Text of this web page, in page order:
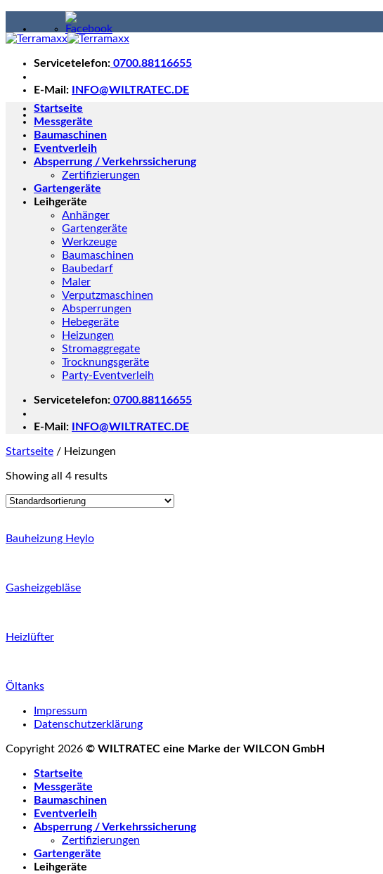
to
content
Servicetelefon: 0700.88116655
E-Mail:
INFO@WILTRATEC.DE
Startseite
Messgeräte
Baumaschinen
Eventverleih
Absperrung / Verkehrssicherung
Zertifizierungen
Gartengeräte
Leihgeräte
Anhänger
Gartengeräte
Werkzeuge
Baumaschinen
Baubedarf
Maler
Verputzmaschinen
Absperrungen
Hebegeräte
Heizungen
Stromaggregate
Trocknungsgeräte
Party-Eventverleih
Servicetelefon: 0700.88116655
E-Mail: INFO@WILTRATEC.DE
Startseite / Heizungen
Showing all 4 results
Bauheizung Heylo
Gasheizgebläse
Heizlüfter
Öltanks
Impressum
Datenschutzerklärung
Copyright 2026 © WILTRATEC eine Marke der WILCON GmbH
Startseite
Messgeräte
Baumaschinen
Eventverleih
Absperrung / Verkehrssicherung
Zertifizierungen
Gartengeräte
Leihgeräte